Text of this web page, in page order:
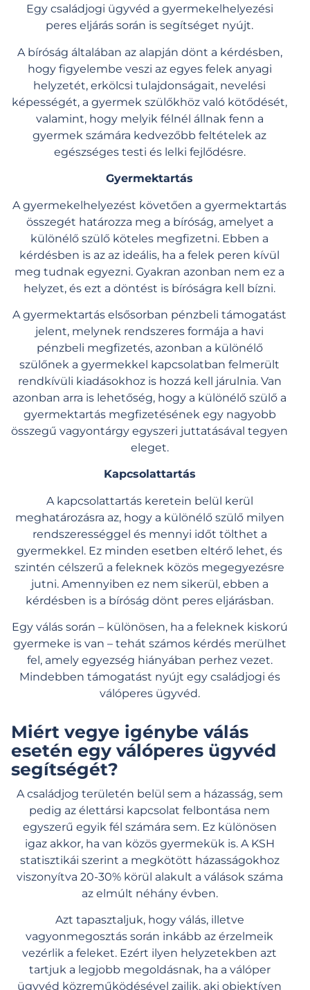
Egy családjogi ügyvéd a gyermekelhelyezési
peres eljárás során is segítséget nyújt.
A bíróság általában az alapján dönt a kérdésben,
hogy figyelembe veszi az egyes felek anyagi
helyzetét, erkölcsi tulajdonságait, nevelési
képességét, a gyermek szülőkhöz való kötődését,
valamint, hogy melyik félnél állnak fenn a
gyermek számára kedvezőbb feltételek az
egészséges testi és lelki fejlődésre.
Gyermektartás
A gyermekelhelyezést követően a gyermektartás
összegét határozza meg a bíróság, amelyet a
különélő szülő köteles megfizetni. Ebben a
kérdésben is az az ideális, ha a felek peren kívül
meg tudnak egyezni. Gyakran azonban nem ez a
helyzet, és ezt a döntést is bíróságra kell bízni.
A gyermektartás elsősorban pénzbeli támogatást
jelent, melynek rendszeres formája a havi
pénzbeli megfizetés, azonban a különélő
szülőnek a gyermekkel kapcsolatban felmerült
rendkívüli kiadásokhoz is hozzá kell járulnia. Van
azonban arra is lehetőség, hogy a különélő szülő a
gyermektartás megfizetésének egy nagyobb
összegű vagyontárgy egyszeri juttatásával tegyen
eleget.
Kapcsolattartás
A kapcsolattartás keretein belül kerül
meghatározásra az, hogy a különélő szülő milyen
rendszerességgel és mennyi időt tölthet a
gyermekkel. Ez minden esetben eltérő lehet, és
szintén célszerű a feleknek közös megegyezésre
jutni. Amennyiben ez nem sikerül, ebben a
kérdésben is a bíróság dönt peres eljárásban.
Egy válás során – különösen, ha a feleknek kiskorú
gyermeke is van – tehát számos kérdés merülhet
fel, amely egyezség hiányában perhez vezet.
Mindebben támogatást nyújt egy családjogi és
válóperes ügyvéd.
Miért vegye igénybe válás
esetén egy válóperes ügyvéd
segítségét?
A családjog területén belül sem a házasság, sem
pedig az élettársi kapcsolat felbontása nem
egyszerű egyik fél számára sem. Ez különösen
igaz akkor, ha van közös gyermekük is. A KSH
statisztikái szerint a megkötött házasságokhoz
viszonyítva 20-30% körül alakult a válások száma
az elmúlt néhány évben.
Azt tapasztaljuk, hogy válás, illetve
vagyonmegosztás során inkább az érzelmeik
vezérlik a feleket. Ezért ilyen helyzetekben azt
tartjuk a legjobb megoldásnak, ha a válóper
ügyvéd közreműködésével zajlik, aki objektíven